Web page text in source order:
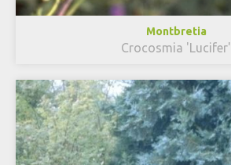
Montbretia
Crocosmia 'Lucifer'